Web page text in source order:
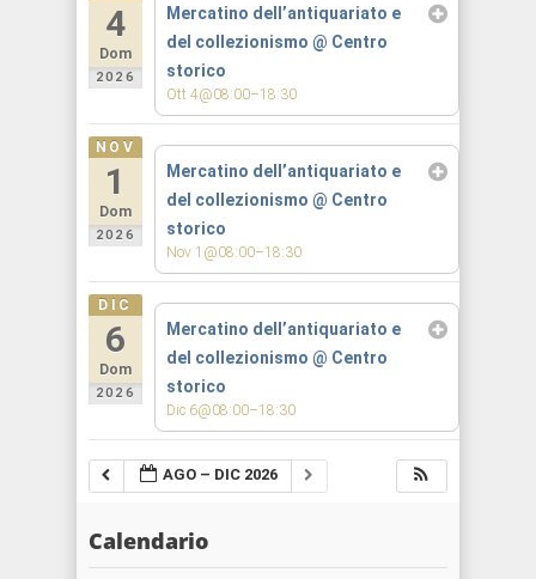
4
Dom
2026
Mercatino dell’antiquariato e
del collezionismo @ Centro
storico
Ott 4@08:00–18:30
NOV
1
Dom
2026
Mercatino dell’antiquariato e
del collezionismo @ Centro
storico
Nov 1@08:00–18:30
DIC
6
Dom
2026
Mercatino dell’antiquariato e
del collezionismo @ Centro
storico
Dic 6@08:00–18:30
AGO – DIC 2026
Calendario